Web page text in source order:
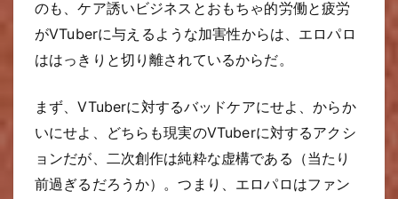
のも、ケア誘いビジネスとおもちゃ的労働と疲労
がVTuberに与えるような加害性からは、エロパロ
ははっきりと切り離されているからだ。
まず、VTuberに対するバッドケアにせよ、からか
いにせよ、どちらも現実のVTuberに対するアクシ
ョンだが、二次創作は純粋な虚構である（当たり
前過ぎるだろうか）。つまり、エロパロはファン